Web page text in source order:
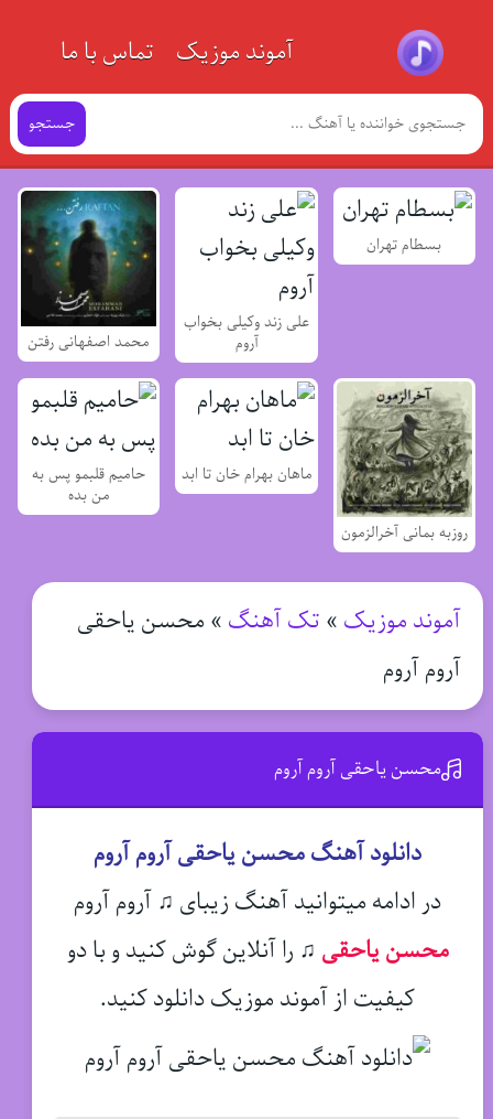
آموند موزیک تماس با ما
جستجو
بسطام تهران
علی زند وکیلی بخواب
آروم
محمد اصفهانی رفتن
روزبه بمانی آخرالزمون
ماهان بهرام خان تا ابد
حامیم قلبمو پس به
من بده
آموند موزیک » تک آهنگ » محسن یاحقی
آروم آروم
محسن یاحقی آروم آروم
دانلود آهنگ محسن یاحقی آروم آروم
در ادامه میتوانید آهنگ زیبای ♫ آروم آروم
محسن یاحقی ♫ را آنلاین گوش کنید و با دو
کیفیت از آموند موزیک دانلود کنید.